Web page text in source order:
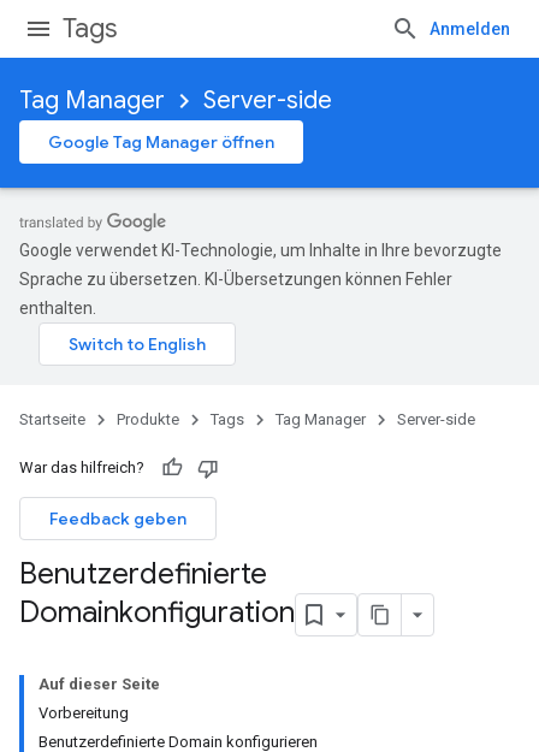
Tags Anmelden
Tag Manager Server-side
Google Tag Manager öffnen
Google verwendet KI-Technologie, um Inhalte in Ihre bevorzugte
Sprache zu übersetzen. KI-Übersetzungen können Fehler
enthalten.
Startseite Produkte Tags Tag Manager Server-side
War das hilfreich?
Feedback geben
Benutzerdefinierte
Domainkonfiguration
Auf dieser Seite
Vorbereitung
Benutzerdefinierte Domain konfigurieren